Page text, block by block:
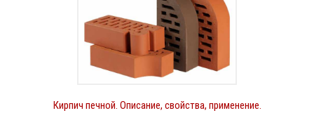
Кирпич печной. Описание, свойства, применение.